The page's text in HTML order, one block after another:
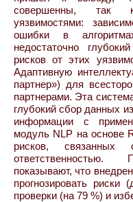
совершенны, так
уязвимостями:
ошибки в
недостаточно
рисков от этих
Адаптивную
партнер») для
партнерами. Эта
глубокий сбор данных
информации с
модуль NLP на основе
рисков,
ответственностью.
показывают, что
прогнозировать риски
проверки (на 79 %) и